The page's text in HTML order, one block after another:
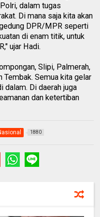
dalam tugas
Di mana saja kita akan
DPR/MPR seperti
di enam titik, untuk
ujar Hadi.
Slipi, Palmerah,
Tembak. Semua kita gelar
dalam. Di daerah juga
dan ketertiban
1880